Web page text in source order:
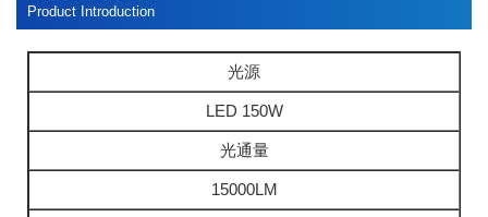
Product Introduction
光源
LED 150W
光通量
15000LM